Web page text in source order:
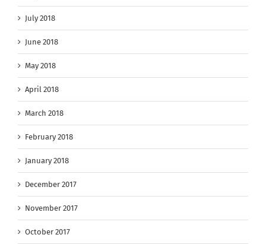
July 2018
June 2018
May 2018
April 2018
March 2018
February 2018
January 2018
December 2017
November 2017
October 2017